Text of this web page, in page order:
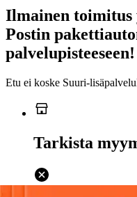
Ilmainen
Postin
palvelupisteeseen!
Etu ei koske
Tarkista